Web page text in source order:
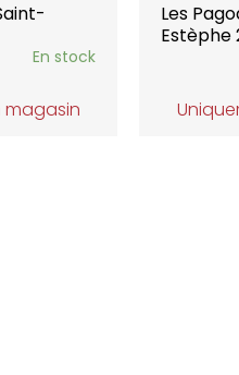
En stock
magasin
Les
Estèphe